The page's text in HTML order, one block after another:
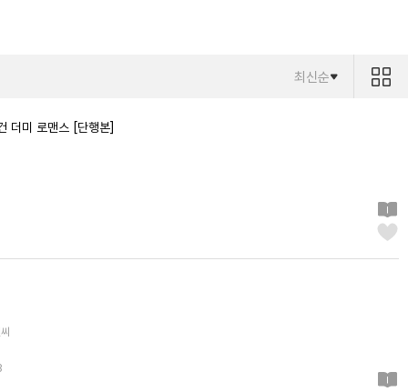
최신순
더미 로맨스 [단행본]